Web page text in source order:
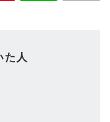
た人